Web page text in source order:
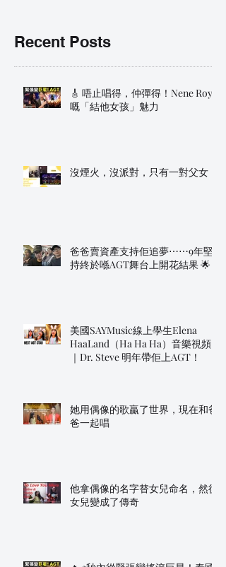
Recent Posts
🎸 唔止唱得，仲彈得！Nene Royal
嘅「結他女孩」魅力
沒煙火，沒派對，只有一對父女
爸爸賣資產支持佢追夢⋯⋯9年堅
持終於喺AGT舞台上開花結果 🌟
美國SAYMusic線上學生Elena
HaaLand（Ha Ha Ha）音樂視頻
｜Dr. Steve 明年帶佢上AGT！
她用偶像的歌贏了世界，現在和爸
爸一起唱
他拿偶像的名字替女兒命名，然後
女兒變成了傳奇